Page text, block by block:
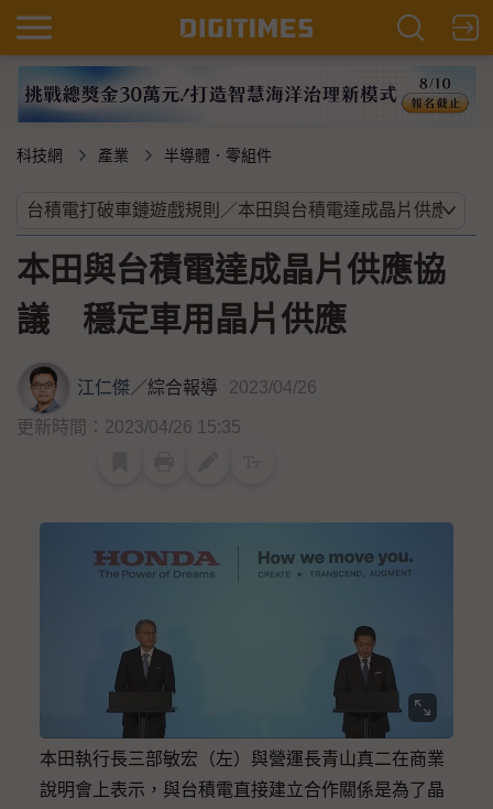
科技網 產業 半導體．零組件
本田與台積電達成晶片供應協
議 穩定車用晶片供應
江仁傑／綜合報導 2023/04/26
更新時間：2023/04/26 15:35
本田執行長三部敏宏（左）與營運長青山真二在商業
說明會上表示，與台積電直接建立合作關係是為了晶